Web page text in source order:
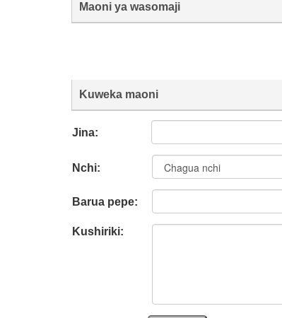
Maoni ya wasomaji
Kuweka maoni
Jina:
Nchi:
Barua pepe:
Kushiriki: